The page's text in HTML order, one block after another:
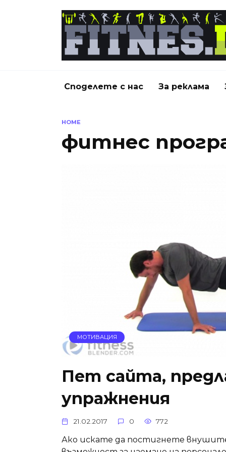
Споделете с нас За реклама
HOME
фитнес
МОТИВАЦИЯ
Пет сайта,
упражнения
21.02.2017 0 772
Ако искате да постигнете